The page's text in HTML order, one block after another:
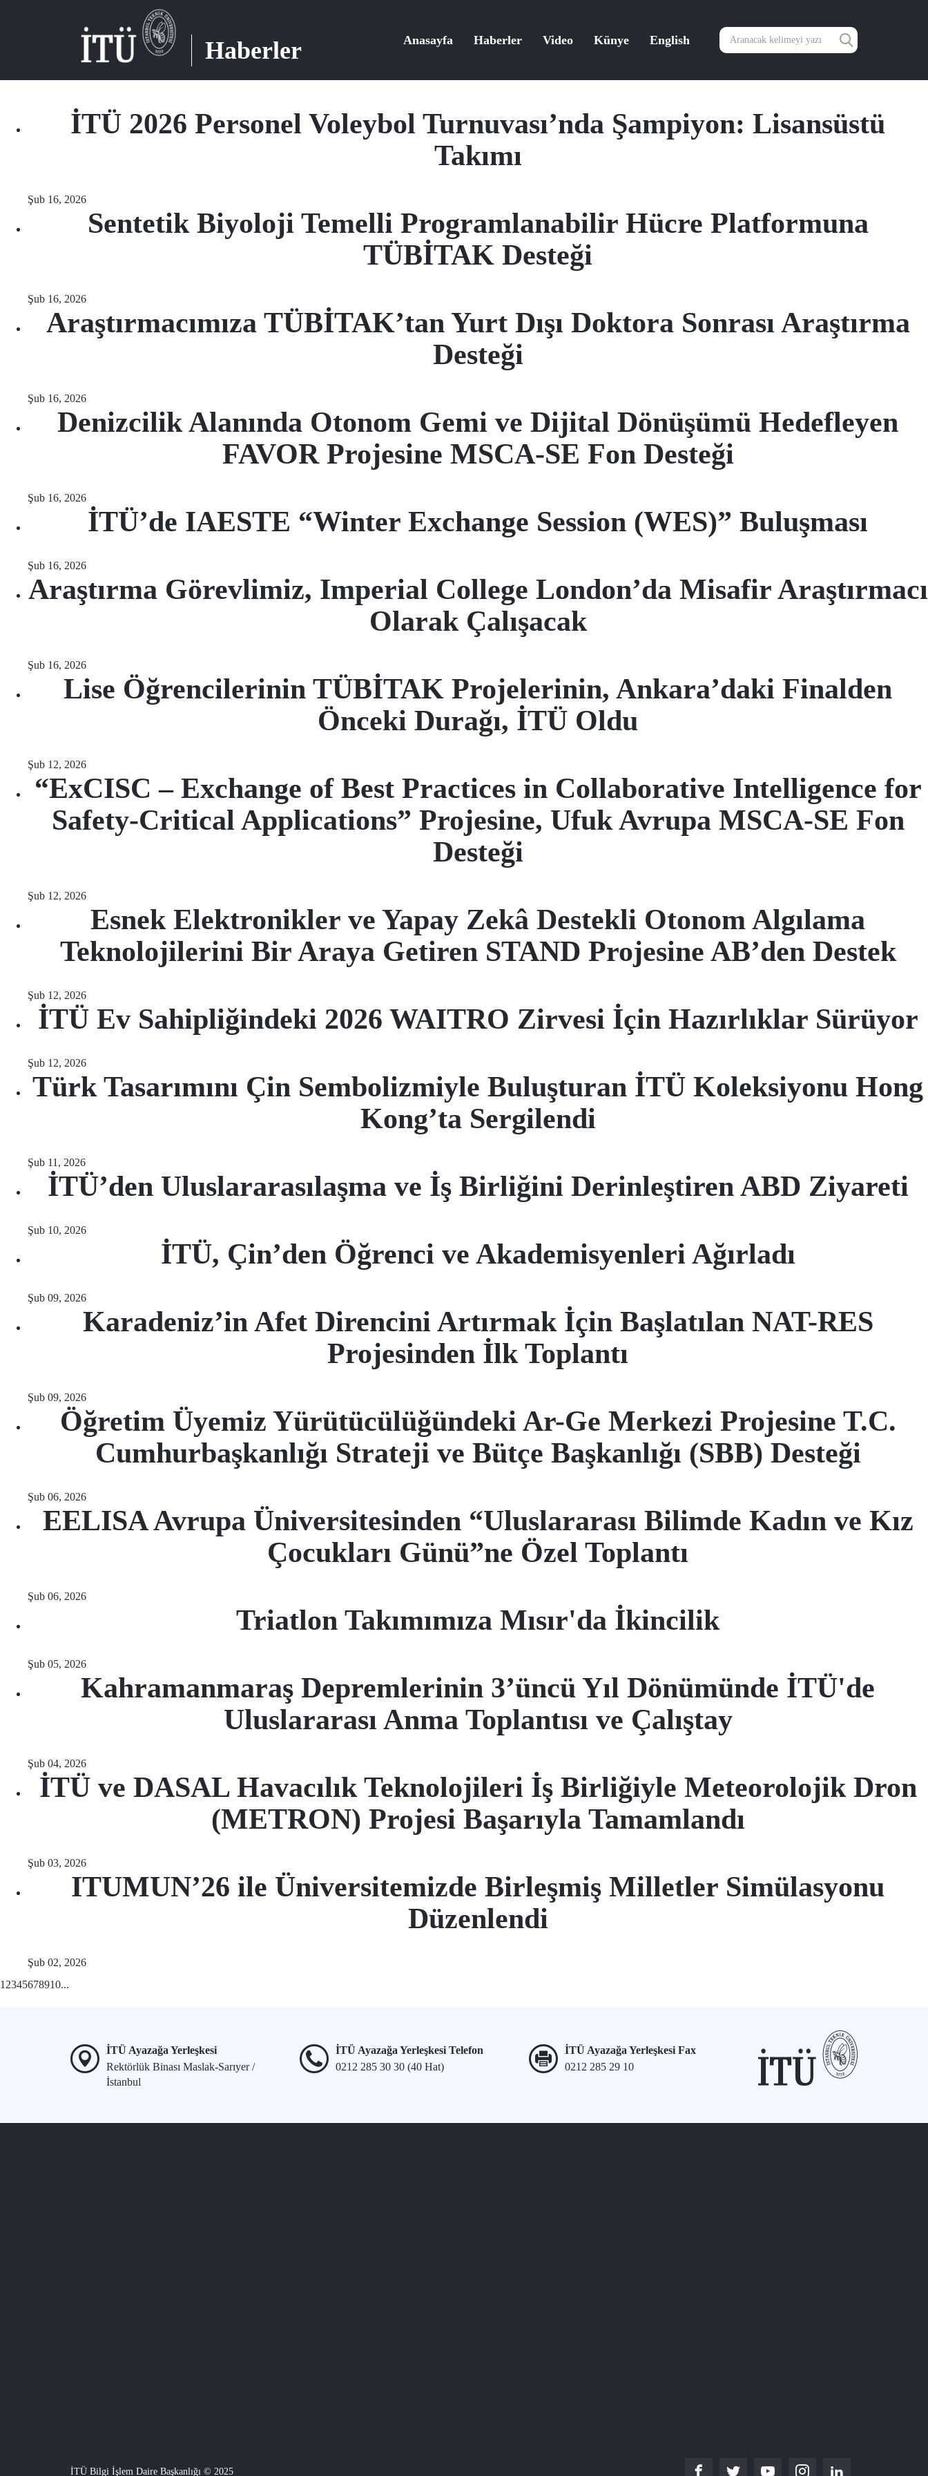
Haberler Anasayfa Haberler Video Künye English
İTÜ 2026 Personel Voleybol Turnuvası’nda Şampiyon: Lisansüstü
Takımı
Şub 16, 2026
Sentetik Biyoloji Temelli Programlanabilir Hücre Platformuna
TÜBİTAK Desteği
Şub 16, 2026
Araştırmacımıza TÜBİTAK’tan Yurt Dışı Doktora Sonrası Araştırma
Desteği
Şub 16, 2026
Denizcilik Alanında Otonom Gemi ve Dijital Dönüşümü Hedefleyen
FAVOR Projesine MSCA-SE Fon Desteği
Şub 16, 2026
İTÜ’de IAESTE “Winter Exchange Session (WES)” Buluşması
Şub 16, 2026
Araştırma Görevlimiz, Imperial College London’da Misafir Araştırmacı
Olarak Çalışacak
Şub 16, 2026
Lise Öğrencilerinin TÜBİTAK Projelerinin, Ankara’daki Finalden
Önceki Durağı, İTÜ Oldu
Şub 12, 2026
“ExCISC – Exchange of Best Practices in Collaborative Intelligence for
Safety-Critical Applications” Projesine, Ufuk Avrupa MSCA-SE Fon
Desteği
Şub 12, 2026
Esnek Elektronikler ve Yapay Zekâ Destekli Otonom Algılama
Teknolojilerini Bir Araya Getiren STAND Projesine AB’den Destek
Şub 12, 2026
İTÜ Ev Sahipliğindeki 2026 WAITRO Zirvesi İçin Hazırlıklar Sürüyor
Şub 12, 2026
Türk Tasarımını Çin Sembolizmiyle Buluşturan İTÜ Koleksiyonu Hong
Kong’ta Sergilendi
Şub 11, 2026
İTÜ’den Uluslararasılaşma ve İş Birliğini Derinleştiren ABD Ziyareti
Şub 10, 2026
İTÜ, Çin’den Öğrenci ve Akademisyenleri Ağırladı
Şub 09, 2026
Karadeniz’in Afet Direncini Artırmak İçin Başlatılan NAT-RES
Projesinden İlk Toplantı
Şub 09, 2026
Öğretim Üyemiz Yürütücülüğündeki Ar-Ge Merkezi Projesine T.C.
Cumhurbaşkanlığı Strateji ve Bütçe Başkanlığı (SBB) Desteği
Şub 06, 2026
EELISA Avrupa Üniversitesinden “Uluslararası Bilimde Kadın ve Kız
Çocukları Günü”ne Özel Toplantı
Şub 06, 2026
Triatlon Takımımıza Mısır'da İkincilik
Şub 05, 2026
Kahramanmaraş Depremlerinin 3’üncü Yıl Dönümünde İTÜ'de
Uluslararası Anma Toplantısı ve Çalıştay
Şub 04, 2026
İTÜ ve DASAL Havacılık Teknolojileri İş Birliğiyle Meteorolojik Dron
(METRON) Projesi Başarıyla Tamamlandı
Şub 03, 2026
ITUMUN’26 ile Üniversitemizde Birleşmiş Milletler Simülasyonu
Düzenlendi
Şub 02, 2026
1 2345678910...
İTÜ Ayazağa Yerleşkesi
Rektörlük Binası Maslak-Sarıyer /
İstanbul
İTÜ Ayazağa Yerleşkesi Telefon
0212 285 30 30 (40 Hat)
İTÜ Ayazağa Yerleşkesi Fax
0212 285 29 10
İTÜ Bilgi İşlem Daire Başkanlığı © 2025